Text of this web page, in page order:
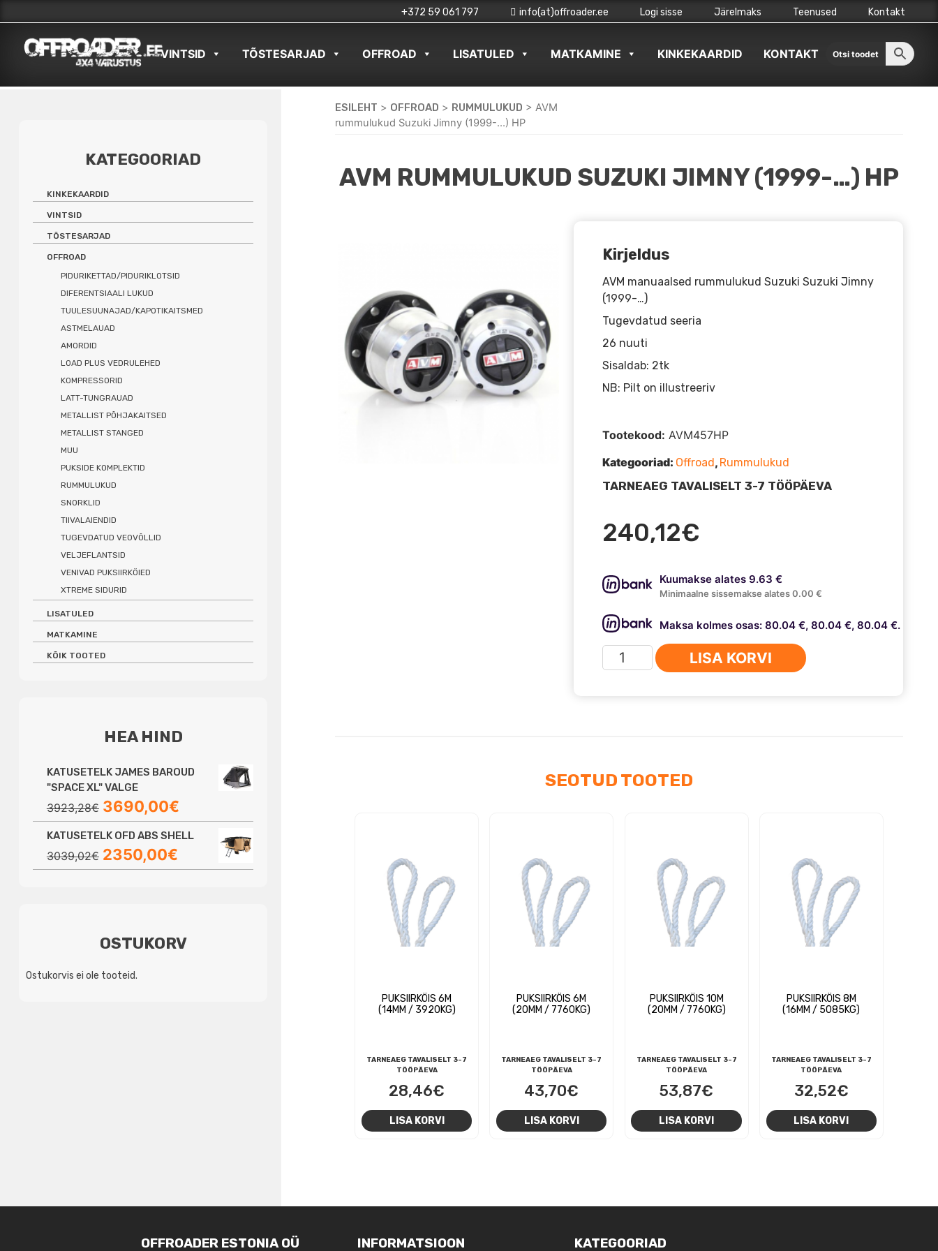
content
+372 59 061 797 info(at)offroader.ee Logi sisse Järelmaks Teenused Kontakt
VINTSID TÕSTESARJAD OFFROAD LISATULED MATKAMINE KINKEKAARDID KONTAKT
ESILEHT > OFFROAD > RUMMULUKUD >AVM
rummulukud Suzuki Jimny (1999-…) HP
AVM RUMMULUKUD SUZUKI JIMNY (1999-…) HP
240,12€
Kirjeldus
AVM manuaalsed rummulukud Suzuki Suzuki Jimny
(1999-…)
Tugevdatud seeria
26 nuuti
Sisaldab: 2tk
NB: Pilt on illustreeriv
Kuumakse alates 9.63 €
Minimaalne sissemakse alates 0.00 €
Maksa kolmes osas: 80.04 €, 80.04 €, 80.04 €.
AVM
rummulukud
LISA KORVI
Tootekood: AVM457HP
Kategooriad: Offroad , Rummulukud
TARNEAEG TAVALISELT 3-7 TÖÖPÄEVA
SEOTUD TOOTED
PUKSIIRKÖIS 6M
(14MM / 3920KG)
TARNEAEG TAVALISELT 3-7
TÖÖPÄEVA
28,46€
LISA KORVI
PUKSIIRKÖIS 6M
(20MM / 7760KG)
TARNEAEG TAVALISELT 3-7
TÖÖPÄEVA
43,70€
LISA KORVI
PUKSIIRKÖIS 10M
(20MM / 7760KG)
TARNEAEG TAVALISELT 3-7
TÖÖPÄEVA
53,87€
LISA KORVI
PUKSIIRKÖIS 8M
(16MM / 5085KG)
TARNEAEG TAVALISELT 3-7
TÖÖPÄEVA
32,52€
LISA KORVI
KATEGOORIAD
KINKEKAARDID
VINTSID
TÕSTESARJAD
OFFROAD
PIDURIKETTAD/PIDURIKLOTSID
DIFERENTSIAALI LUKUD
TUULESUUNAJAD/KAPOTIKAITSMED
ASTMELAUAD
AMORDID
LOAD PLUS VEDRULEHED
KOMPRESSORID
LATT-TUNGRAUAD
METALLIST PÕHJAKAITSED
METALLIST STANGED
MUU
PUKSIDE KOMPLEKTID
RUMMULUKUD
SNORKLID
TIIVALAIENDID
TUGEVDATUD VEOVÕLLID
VELJEFLANTSID
VENIVAD PUKSIIRKÖIED
XTREME SIDURID
LISATULED
MATKAMINE
KÕIK TOOTED
HEA HIND
KATUSETELK JAMES BAROUD
"SPACE XL" VALGE
3923,28€ Algne
hind
oli:
3923,28€.
3690,00€Praegune
hind
on:
3690,00€.
KATUSETELK OFD ABS SHELL
3039,02€ Algne
hind
2350,00€Praegune
hind
OSTUKORV
Ostukorvis ei ole tooteid.
OFFROADER ESTONIA OÜ INFORMATSIOON KATEGOORIAD